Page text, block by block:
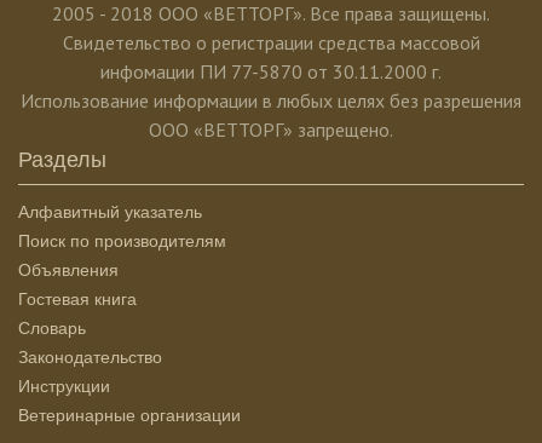
2005 - 2018 ООО «ВЕТТОРГ». Все права защищены.
Свидетельство о регистрации средства массовой
инфомации ПИ 77-5870 от 30.11.2000 г.
Использование информации в любых целях без разрешения
ООО «ВЕТТОРГ» запрещено.
Разделы
Алфавитный указатель
Поиск по производителям
Объявления
Гостевая книга
Словарь
Законодательство
Инструкции
Ветеринарные организации